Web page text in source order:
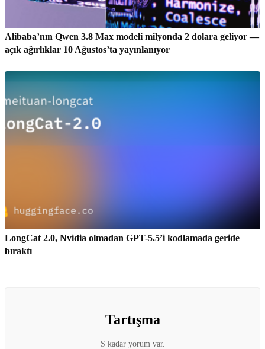
Alibaba’nın Qwen 3.8 Max modeli milyonda 2 dolara geliyor —
açık ağırlıklar 10 Ağustos’ta yayınlanıyor
LongCat 2.0, Nvidia olmadan GPT-5.5’i kodlamada geride
bıraktı
Tartışma
S kadar yorum var.